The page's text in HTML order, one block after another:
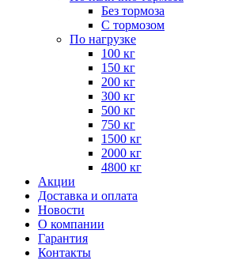
Без тормоза
С тормозом
По нагрузке
100 кг
150 кг
200 кг
300 кг
500 кг
750 кг
1500 кг
2000 кг
4800 кг
Акции
Доставка и оплата
Новости
О компании
Гарантия
Контакты